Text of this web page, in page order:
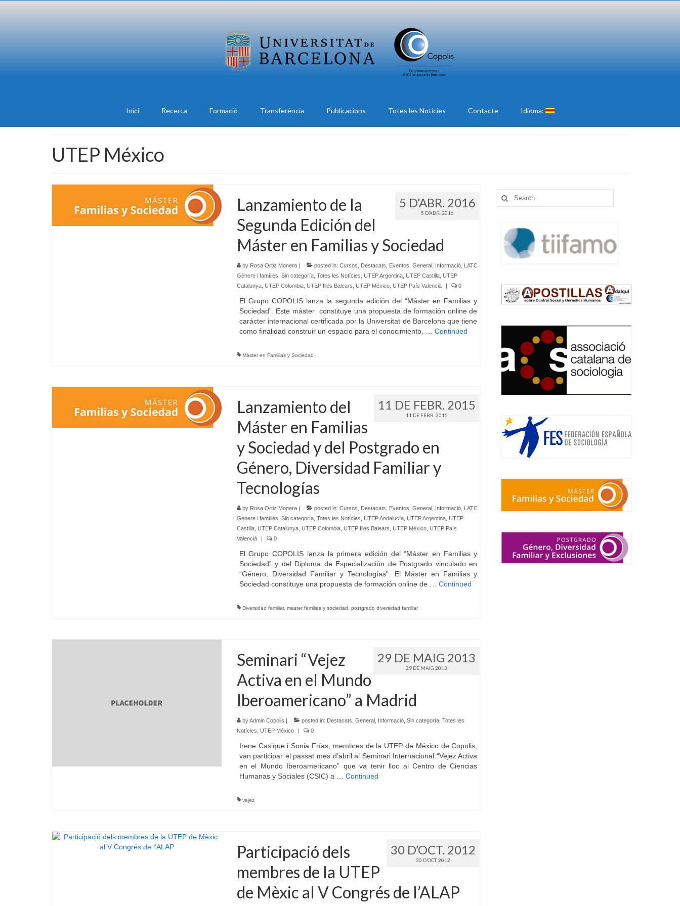
Inici Recerca Formació Transferència Publicacions Totes les Notícies Contacte Idioma:
UTEP México
5 D’ABR. 2016
5 D’ABR. 2016
Lanzamiento de la
Segunda Edición del
Máster en Familias y Sociedad
by Rosa Ortiz Monera| posted in: Cursos Destacats Eventos General, Informació, LATC
Gènere i famílies Sin categoría, Totes les Notícies UTEP Argentina, UTEP Castilla, UTEP
Catalunya, UTEP Colombia, UTEP Illes Balears UTEP México, UTEP País Valencià | 0
El Grupo COPOLIS lanza la segunda edición del “Máster en Familias y
Sociedad”. Este máster constituye una propuesta de formación online de
carácter internacional certificada por la Universitat de Barcelona que tiene
como finalidad construir un espacio para el conocimiento, … Continued
Máster en Familias y Sociedad
11 DE FEBR. 2015
11 DE FEBR. 2015
Lanzamiento del
Máster en Familias
y Sociedad y del Postgrado en
Género, Diversidad Familiar y
Tecnologías
by Rosa Ortiz Monera| posted in: Cursos Destacats Eventos General, Informació, LATC
Gènere i famílies Sin categoría, Totes les Notícies UTEP Andalucía, UTEP Argentina, UTEP
Castilla, UTEP Catalunya, UTEP Colombia, UTEP Illes Balears UTEP México, UTEP País
Valencià
| 0
El Grupo COPOLIS lanza la primera edición del “Máster en Familias y
Sociedad” y del Diploma de Especialización de Postgrado vinculado en
“Género, Diversidad Familiar y Tecnologías”. El Máster en Familias y
Sociedad constituye una propuesta de formación online de … Continued
Diversidad familiar, master familias y sociedad postgrado diversidad familiar
29 DE MAIG 2013
29 DE MAIG 2013
Seminari “Vejez
Activa en el Mundo
Iberoamericano” a Madrid
byAdmin Copolis | posted in: Destacats General, Informació, Sin categoría, Totes les
Notícies UTEP México | 0
Irene Casique i Sonia Frías, membres de la UTEP de México de Copolis,
van participar el passat mes d’abril al Seminari Internacional “Vejez Activa
en el Mundo Iberoamericano” que va tenir lloc al Centro de Ciencias
Humanas y Sociales (CSIC) a … Continued
vejez
30 D’OCT. 2012
30 D’OCT. 2012
Participació dels
membres de la UTEP
de Mèxic al V Congrés de l’ALAP
Search
for: